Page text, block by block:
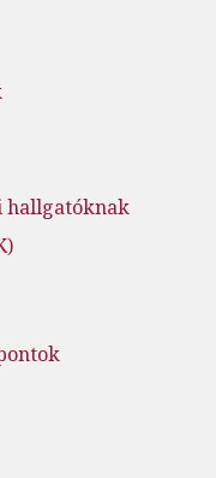
hallgatóknak